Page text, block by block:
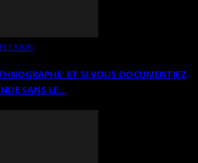
ET SI VOUS DOCUMENTIEZ
SANS LE…